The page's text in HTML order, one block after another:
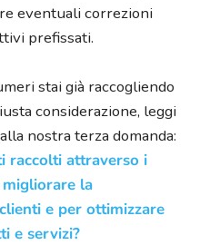
eventuali correzioni
prefissati.
stai già raccogliendo
considerazione, leggi
nostra terza domanda:
raccolti attraverso i
la
e per ottimizzare
e servizi?